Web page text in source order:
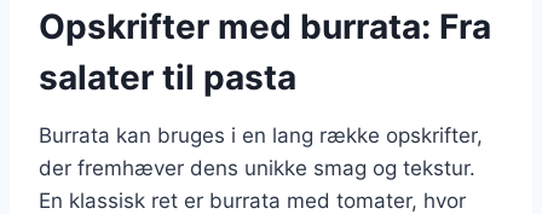
Opskrifter med burrata: Fra
salater til pasta
Burrata kan bruges i en lang række opskrifter,
der fremhæver dens unikke smag og tekstur.
En klassisk ret er burrata med tomater, hvor